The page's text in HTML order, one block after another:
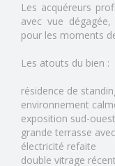
Les acquéreurs
avec vue
pour les moments
Les atouts du bien :
résidence de
environnement
exposition sud-ouest
grande terrasse
électricité refaite
double vitrage récent